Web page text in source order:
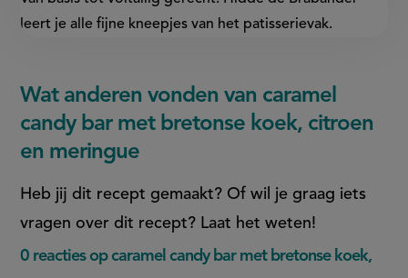
leert je alle fijne kneepjes van het patisserievak.
Wat anderen vonden van caramel
candy bar met bretonse koek, citroen
en meringue
Heb jij dit recept gemaakt? Of wil je graag iets
vragen over dit recept? Laat het weten!
0 reacties op caramel candy bar met bretonse koek,